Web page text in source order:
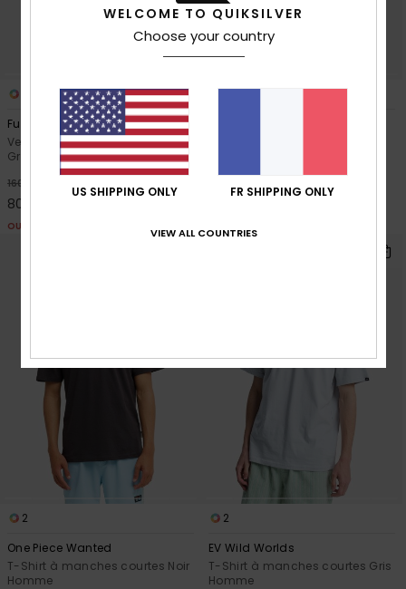
Full Rig
Veste imperméable à capuche
Gris Homme
160,00 €
80,00 €
OUTLET
1
*
2
One Piece Wanted
T-Shirt à manches courtes Noir
Homme
2
EV Wild Worlds
T-Shirt à manches courtes Gris
Homme
WELCOME TO QUIKSILVER
Choose your country
US SHIPPING ONLY FR SHIPPING ONLY
VIEW ALL COUNTRIES